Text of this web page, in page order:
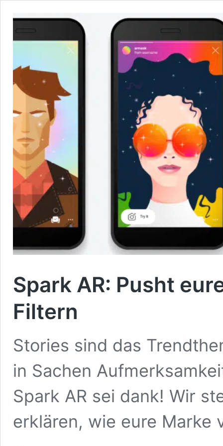
Spark AR: Pusht
Filtern
Stories sind das
in Sachen
Spark AR sei dank! Wir
erklären, wie eure Marke